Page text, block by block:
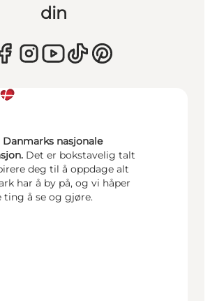
din
nasjonale
Det er bokstavelig talt
deg til å oppdage alt
har å by på, og vi håper
å se og gjøre.